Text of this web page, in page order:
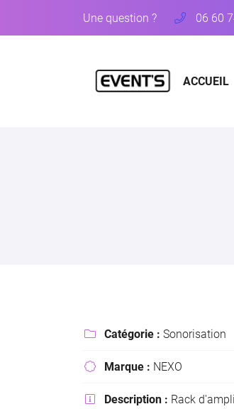
Une question ? 06 60
ACCUEIL
06 60 74 08 19
Recopier le code ci-contre
En cochant cette case, vous consentez à recevoir
l'adresse email indiqué ci-dessus. Vous pouvez
 Catégorie : Sonorisation
 Marque : NEXO
 Description : Rack